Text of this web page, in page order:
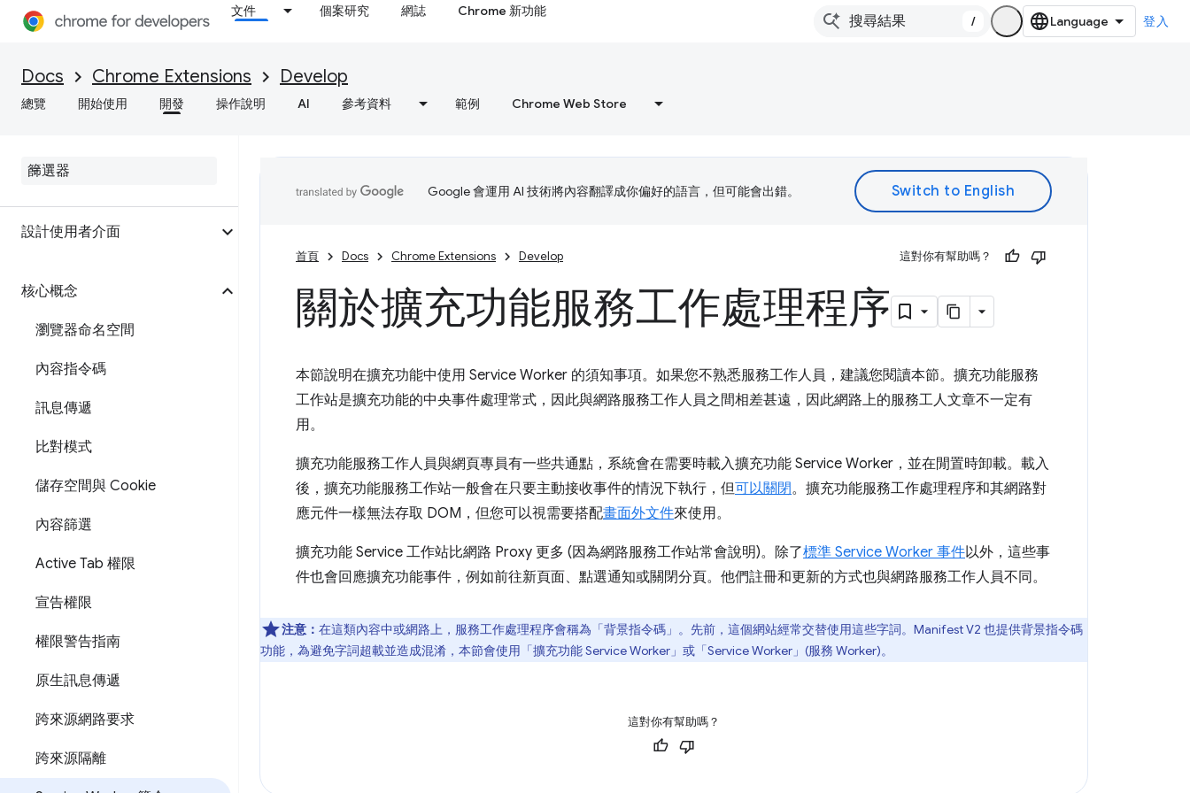
文件 個案研究 網誌 Chrome 新功能
/ 登入
Docs Chrome Extensions Develop
總覽 開始使用 開發 操作說明 AI 參考資料 範例 Chrome Web Store
簡介
設計使用者介面
核心概念
瀏覽器命名空間
內容指令碼
訊息傳遞
比對模式
儲存空間與 Cookie
內容篩選
Active Tab 權限
宣告權限
權限警告指南
原生訊息傳遞
跨來源網路要求
跨來源隔離
Google 會運用 AI 技術將內容翻譯成你偏好的語言，但可能會出錯。
首頁 Docs Chrome Extensions Develop 這對你有幫助嗎？
關於擴充功能服務工作處理程序
本節說明在擴充功能中使用 Service Worker 的須知事項。如果您不熟悉服務工作人員，建議您閱讀本節。擴充功能服務
工作站是擴充功能的中央事件處理常式，因此與網路服務工作人員之間相差甚遠，因此網路上的服務工人文章不一定有
用。
擴充功能服務工作人員與網頁專員有一些共通點，系統會在需要時載入擴充功能 Service Worker，並在閒置時卸載。載入
後，擴充功能服務工作站一般會在只要主動接收事件的情況下執行，但可以關閉。擴充功能服務工作處理程序和其網路對
應元件一樣無法存取 DOM，但您可以視需要搭配畫面外文件來使用。
擴充功能 Service 工作站比網路 Proxy 更多 (因為網路服務工作站常會說明)。除了標準 Service Worker 事件以外，這些事
件也會回應擴充功能事件，例如前往新頁面、點選通知或關閉分頁。他們註冊和更新的方式也與網路服務工作人員不同。
注意： 在這類內容中或網路上，服務工作處理程序會稱為「背景指令碼」。先前，這個網站經常交替使用這些字詞。Manifest V2 也提供背景指令碼
功能，為避免字詞超載並造成混淆，本節會使用「擴充功能 Service Worker」或「Service Worker」(服務 Worker)。
這對你有幫助嗎？